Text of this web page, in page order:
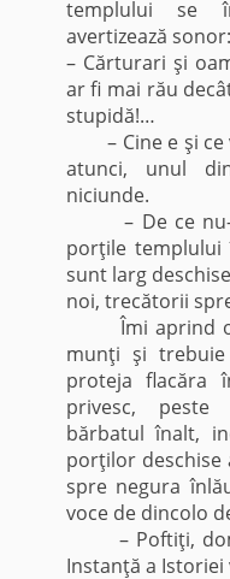
templului se
avertizează sonor:
– Cărturari şi
ar fi mai rău
stupidă!…
– Cine e şi ce
atunci, unul
niciunde.
– De ce nu-şi
porţile templului
sunt larg
noi, trecătorii
Îmi aprind o
munţi şi
proteja flacăra
privesc, peste
bărbatul înalt,
porţilor deschise
spre negura
voce de dincolo
– Poftiţi,
Instanţă a